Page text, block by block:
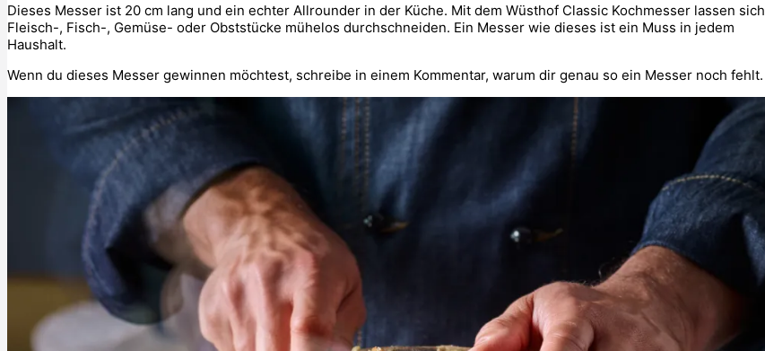
Dieses Messer ist 20 cm lang und ein echter Allrounder in der Küche. Mit dem Wüsthof Classic Kochmesser lassen sich
Fleisch-, Fisch-, Gemüse- oder Obststücke mühelos durchschneiden. Ein Messer wie dieses ist ein Muss in jedem
Haushalt.
Wenn du dieses Messer gewinnen möchtest, schreibe in einem Kommentar, warum dir genau so ein Messer noch fehlt.